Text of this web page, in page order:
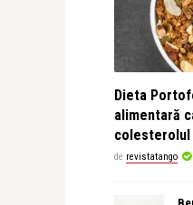
Dieta
alimentară
colesterolul
de revistatango